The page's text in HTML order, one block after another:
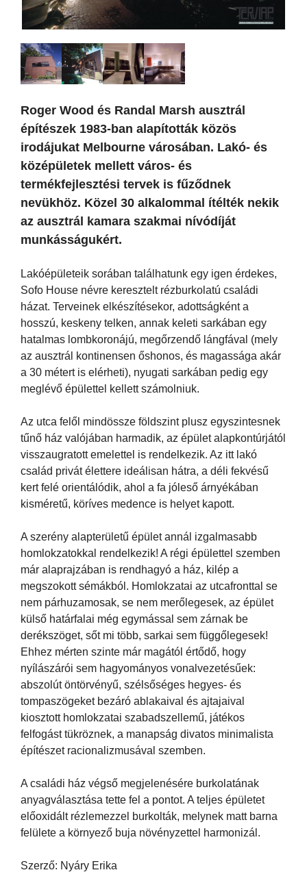
Roger Wood és Randal Marsh ausztrál
építészek 1983-ban alapították közös
irodájukat Melbourne városában. Lakó- és
középületek mellett város- és
termékfejlesztési tervek is fűződnek
nevükhöz. Közel 30 alkalommal ítélték nekik
az ausztrál kamara szakmai nívódíját
munkásságukért.
Lakóépületeik sorában találhatunk egy igen érdekes,
Sofo House névre keresztelt rézburkolatú családi
házat. Terveinek elkészítésekor, adottságként a
hosszú, keskeny telken, annak keleti sarkában egy
hatalmas lombkoronájú, megőrzendő lángfával (mely
az ausztrál kontinensen őshonos, és magassága akár
a 30 métert is elérheti), nyugati sarkában pedig egy
meglévő épülettel kellett számolniuk.
Az utca felől mindössze földszint plusz egyszintesnek
tűnő ház valójában harmadik, az épület alapkontúrjától
visszaugratott emelettel is rendelkezik. Az itt lakó
család privát élettere ideálisan hátra, a déli fekvésű
kert felé orientálódik, ahol a fa jóleső árnyékában
kisméretű, köríves medence is helyet kapott.
A szerény alapterületű épület annál izgalmasabb
homlokzatokkal rendelkezik! A régi épülettel szemben
már alaprajzában is rendhagyó a ház, kilép a
megszokott sémákból. Homlokzatai az utcafronttal se
nem párhuzamosak, se nem merőlegesek, az épület
külső határfalai még egymással sem zárnak be
derékszöget, sőt mi több, sarkai sem függőlegesek!
Ehhez mérten szinte már magától értődő, hogy
nyílászárói sem hagyományos vonalvezetésűek:
abszolút öntörvényű, szélsőséges hegyes- és
tompaszögeket bezáró ablakaival és ajtajaival
kiosztott homlokzatai szabadszellemű, játékos
felfogást tükröznek, a manapság divatos minimalista
építészet racionalizmusával szemben.
A családi ház végső megjelenésére burkolatának
anyagválasztása tette fel a pontot. A teljes épületet
előoxidált rézlemezzel burkolták, melynek matt barna
felülete a környező buja növényzettel harmonizál.
Szerző: Nyáry Erika